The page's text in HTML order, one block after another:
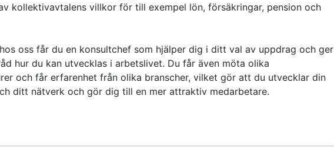
kollektivavtalens villkor för till exempel lön, försäkringar, pension och
oss får du en konsultchef som hjälper dig i ditt val av uppdrag och ger
hur du kan utvecklas i arbetslivet. Du får även möta olika
och får erfarenhet från olika branscher, vilket gör att du utvecklar din
ditt nätverk och gör dig till en mer attraktiv medarbetare.